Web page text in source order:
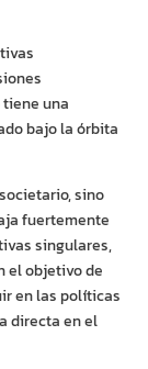
una
bajo la órbita
sino
fuertemente
singulares,
el objetivo de
en las políticas
directa en el